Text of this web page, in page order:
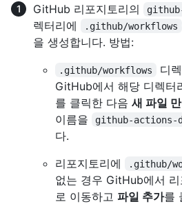
GitHub 리포지토리의
렉터리에
.github/workflows
을 생성합니다. 방법:
.github/workflows
디
GitHub에서 해당 디렉터
를 클릭한 다음 새 파일
이름을
github-actions-
다.
리포지토리에
.github/
없는 경우 GitHub에서
로 이동하고 파일 추가를